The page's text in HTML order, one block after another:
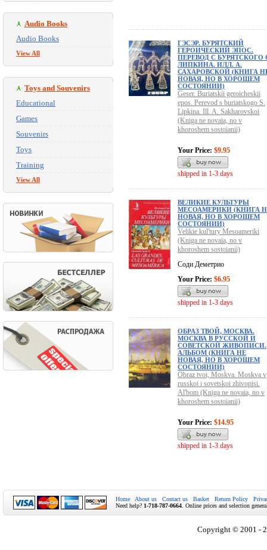
Audio Books
Audio Books
View All
Toys and Souvenirs
Educational
Games
Souvenirs
Toys
Training
View All
ГЭСЭР. БУРЯТСКИЙ
ГЕРОИЧЕСКИЙ ЭПОС.
ПЕРЕВОД С БУРЯТСКОГО
ЛИПКИНА. ИЛЛ. А.
САХАРОВСКОЙ (КНИГА
НОВАЯ, НО В ХОРОШЕМ
СОСТОЯНИИ)
Geser. Buriatskii geroicheskii
epos. Perevod s buriatskogo S.
Lipkina. Ill. A. Sakharovskoi
(Kniga ne novaia, no v
khoroshem sostoianii)
Your Price: $9.95
shipped in 1-3 days
ВЕЛИКИЕ КУЛЬТУРЫ
МЕСОАМЕРИКИ (КНИГА
НОВАЯ, НО В ХОРОШЕМ
СОСТОЯНИИ)
Velikie kul'tury Mesoameriki
(Kniga ne novaia, no v
khoroshem sostoianii)
Соди Деметрио
Your Price: $6.95
shipped in 1-3 days
ОБРАЗ ТВОЙ, МОСКВА.
МОСКВА В РУССКОЙ И
СОВЕТСКОЙ ЖИВОПИСИ.
АЛЬБОМ (КНИГА НЕ
НОВАЯ, НО В ХОРОШЕМ
СОСТОЯНИИ)
Obraz tvoi, Moskva. Moskva v
russkoi i sovetskoi zhivopisi.
Al'bom (Kniga ne novaia, no v
khoroshem sostoianii)
Your Price: $14.95
shipped in 1-3 days
Home About us Contact us Basket Return Policy
Need help? 1-718-787-0664 . Online prices and selection
Copyright © 2001 -